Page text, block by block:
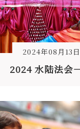
2024年08月13日